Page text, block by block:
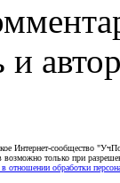
и
Интернет-сообщество
возможно только при
отношении обработки